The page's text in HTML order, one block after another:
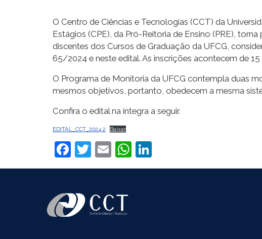
O Centro de Ciências e Tecnologias (CCT) da
Estágios (CPE), da Pró-Reitoria de Ensino (PRE),
discentes dos Cursos de Graduação da UFCG,
65/2024 e neste edital. As inscrições acontecem de
O Programa de Monitoria da UFCG contempla duas
mesmos objetivos, portanto, obedecem a mesma
Confira o edital na íntegra a seguir.
EDITAL_CCT_2024.2 Baixar
Facebook
Twitter
EmailWhatsApp